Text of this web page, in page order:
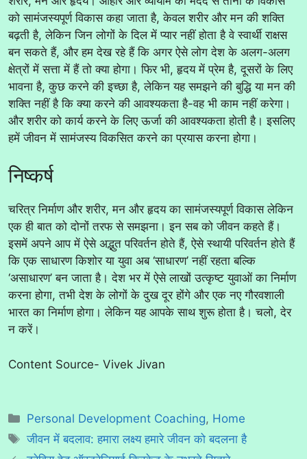
को सामंजस्यपूर्ण विकास कहा जाता है, केवल शरीर और मन की शक्ति
बढ़ती है, लेकिन जिन लोगों के दिल में प्यार नहीं होता है वे स्वार्थी राक्षस
बन सकते हैं, और हम देख रहे हैं कि अगर ऐसे लोग देश के अलग-अलग
क्षेत्रों में सत्ता में हैं तो क्या होगा। फिर भी, हृदय में प्रेम है, दूसरों के लिए
भावना है, कुछ करने की इच्छा है, लेकिन यह समझने की बुद्धि या मन की
शक्ति नहीं है कि क्या करने की आवश्यकता है-वह भी काम नहीं करेगा।
और शरीर को कार्य करने के लिए ऊर्जा की आवश्यकता होती है। इसलिए
हमें जीवन में सामंजस्य विकसित करने का प्रयास करना होगा।
निष्कर्ष
चरित्र निर्माण और शरीर, मन और हृदय का सामंजस्यपूर्ण विकास लेकिन
एक ही बात को दोनों तरफ से समझना। इन सब को जीवन कहते हैं।
इसमें अपने आप में ऐसे अद्भुत परिवर्तन होते हैं, ऐसे स्थायी परिवर्तन होते हैं
कि एक साधारण किशोर या युवा अब ‘साधारण’ नहीं रहता बल्कि
‘असाधारण’ बन जाता है। देश भर में ऐसे लाखों उत्कृष्ट युवाओं का निर्माण
करना होगा, तभी देश के लोगों के दुख दूर होंगे और एक नए गौरवशाली
भारत का निर्माण होगा। लेकिन यह आपके साथ शुरू होता है। चलो, देर
न करें।
Content Source- Vivek Jivan
Categories
Personal Development Coaching, Home
Tags
जीवन में बदलाव: हमारा लक्ष्य हमारे जीवन को बदलना है